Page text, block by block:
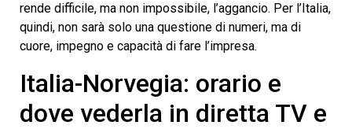
rende difficile, ma non impossibile, l’aggancio. Per l’Italia,
quindi, non sarà solo una questione di numeri, ma di
cuore, impegno e capacità di fare l’impresa.
Italia-Norvegia: orario e
dove vederla in diretta TV e